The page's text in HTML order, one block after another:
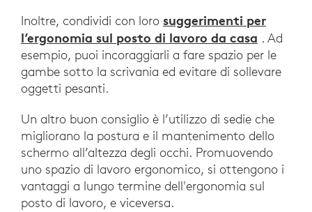
Inoltre, condividi con loro suggerimenti per
l’ergonomia sul posto di lavoro da casa . Ad
esempio, puoi incoraggiarli a fare spazio per le
gambe sotto la scrivania ed evitare di sollevare
oggetti pesanti.
Un altro buon consiglio è l’utilizzo di sedie che
migliorano la postura e il mantenimento dello
schermo all’altezza degli occhi. Promuovendo
uno spazio di lavoro ergonomico, si ottengono i
vantaggi a lungo termine dell'ergonomia sul
posto di lavoro, e viceversa.